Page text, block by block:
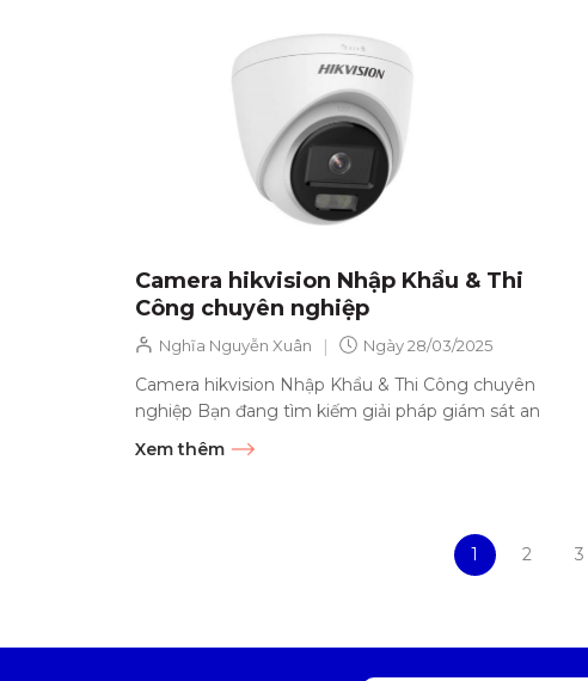
Camera hikvision Nhập Khẩu & Thi
Công chuyên nghiệp
Nghĩa Nguyễn Xuân | Ngày28/03/2025
Camera hikvision Nhập Khẩu & Thi Công chuyên
nghiệp Bạn đang tìm kiếm giải pháp giám sát an
Xem thêm
1 2 3